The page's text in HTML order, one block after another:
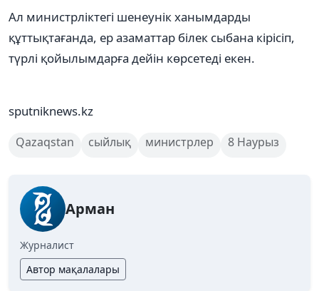
Ал министрліктегі шенеунік ханымдарды
құттықтағанда, ер азаматтар білек сыбана кірісіп,
түрлі қойылымдарға дейін көрсетеді екен.
sputniknews.kz
Qazaqstan сыйлық министрлер 8 Наурыз
Арман
Журналист
Автор мақалалары